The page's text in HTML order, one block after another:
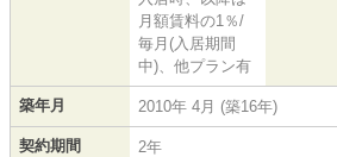
月額賃料の1％/
毎月(入居期間
中)、他プラン有
築年月 2010年 4月 (築16年)
契約期間 2年